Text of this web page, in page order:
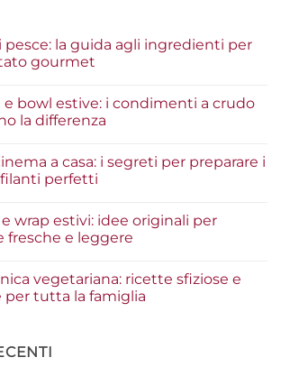
pesce: la guida agli ingredienti per
gourmet
e bowl estive: i condimenti a crudo
la differenza
a casa: i segreti per preparare i
perfetti
wrap estivi: idee originali per
fresche e leggere
vegetariana: ricette sfiziose e
per tutta la famiglia